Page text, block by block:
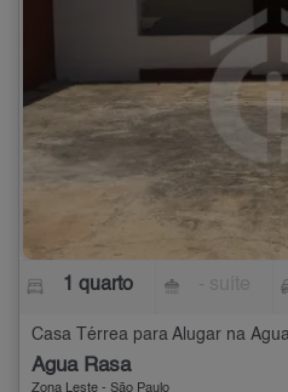
1 quarto
Casa Térrea para Alugar na
Água Rasa
Zona Leste - São Paulo